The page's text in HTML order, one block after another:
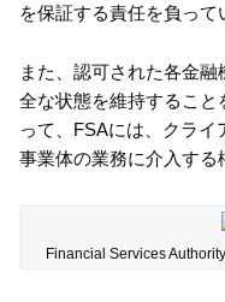
を保証する責任を負って
また、認可された各金
全な状態を維持するこ
って、FSAには、クラ
事業体の業務に介入する
Financial Services